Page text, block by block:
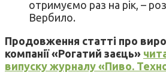
отримуємо раз на рік, –
Вербило.
Продовження статті про
компанії «Рогатий заєць»
випуску журналу «Пиво.